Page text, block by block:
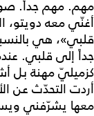
مهم. مهم جداً.
أغنّي معه دويتو،
قلبي»، هي
جداً إلى قلبي.
كزميليّ مهنة بل
أردت التحدّث عن
معها يشرّفني